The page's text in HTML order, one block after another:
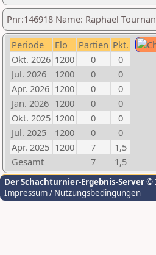
Pnr:146918 Name: Raphael
Periode Elo Partien Pkt.
Okt. 2026 1200 0
0
Jul. 2026
1200 0
0
Apr. 2026 1200 0
0
Jan. 2026 1200 0
0
Okt. 2025 1200 0
0
Jul. 2025
1200 0
0
Apr. 2025 1200 7
1,5
Gesamt
7 1,5
Der Schachturnier-Ergebnis-Server©
Impressum / Nutzungsbedingungen